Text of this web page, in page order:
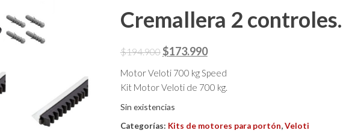
Cremallera 2 controles.
$194.900 El
precio
original
era:
$173.990El
precio
actual
Motor Veloti 700 kg Speed
Kit Motor Veloti de 700 kg.
Sin existencias
Categorías: Kits de motores para portón,Veloti